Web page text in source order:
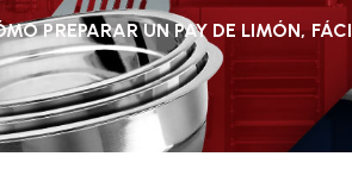
PREPARAR UN PAY DE LIMÓN,